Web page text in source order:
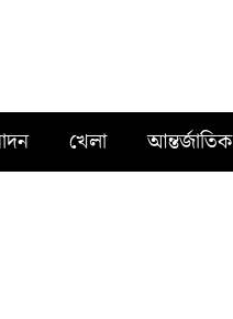
খেলা আন্তর্জাতিক